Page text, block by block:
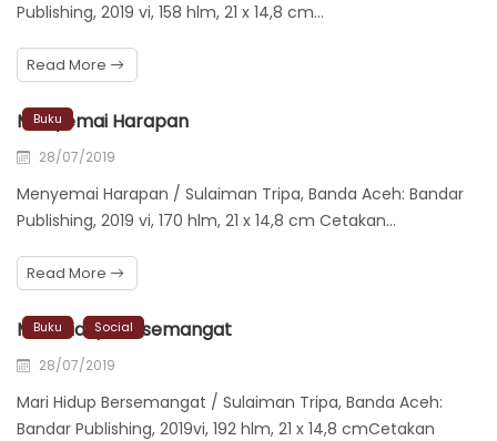
Publishing, 2019 vi, 158 hlm, 21 x 14,8 cm…
Read More
Buku
Menyemai Harapan
28/07/2019
Menyemai Harapan / Sulaiman Tripa, Banda Aceh: Bandar
Publishing, 2019 vi, 170 hlm, 21 x 14,8 cm Cetakan…
Read More
Buku Social
Mari Hidup Bersemangat
28/07/2019
Mari Hidup Bersemangat / Sulaiman Tripa, Banda Aceh:
Bandar Publishing, 2019vi, 192 hlm, 21 x 14,8 cmCetakan